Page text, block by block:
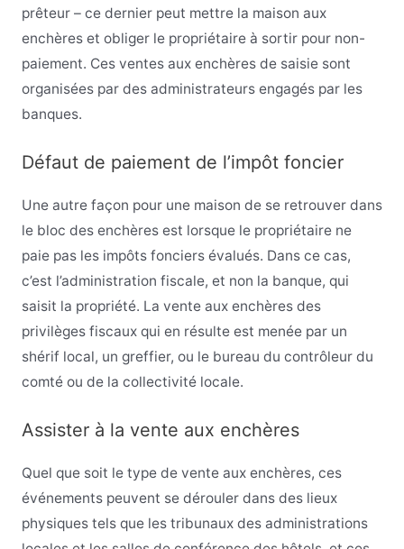
prêteur – ce dernier peut mettre la maison aux
enchères et obliger le propriétaire à sortir pour non-
paiement. Ces ventes aux enchères de saisie sont
organisées par des administrateurs engagés par les
banques.
Défaut de paiement de l’impôt foncier
Une autre façon pour une maison de se retrouver dans
le bloc des enchères est lorsque le propriétaire ne
paie pas les impôts fonciers évalués. Dans ce cas,
c’est l’administration fiscale, et non la banque, qui
saisit la propriété. La vente aux enchères des
privilèges fiscaux qui en résulte est menée par un
shérif local, un greffier, ou le bureau du contrôleur du
comté ou de la collectivité locale.
Assister à la vente aux enchères
Quel que soit le type de vente aux enchères, ces
événements peuvent se dérouler dans des lieux
physiques tels que les tribunaux des administrations